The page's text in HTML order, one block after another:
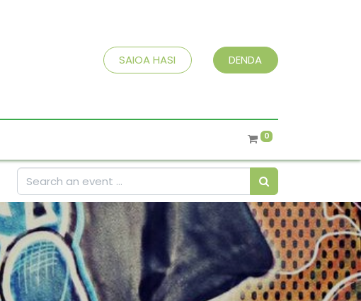
SAIOA HASI DENDA
0